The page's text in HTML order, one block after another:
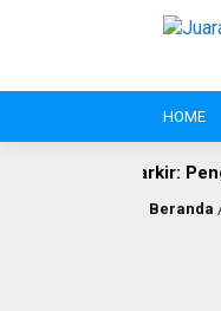
HOME
Pengamat Minta
Beranda